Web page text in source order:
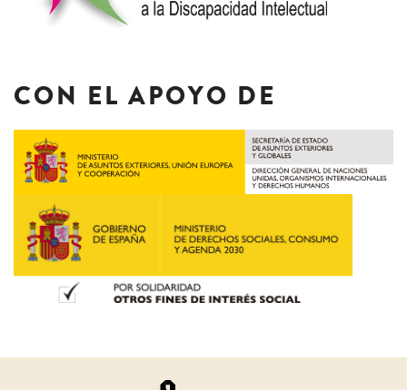
CON EL APOYO DE